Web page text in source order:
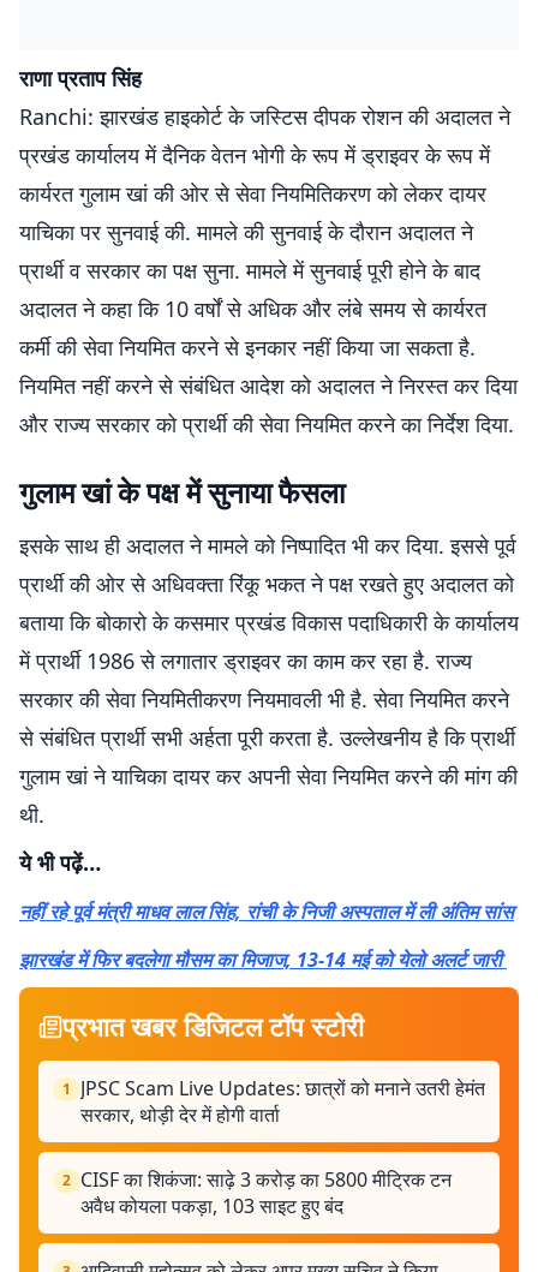
राणा प्रताप सिंह
Ranchi: झारखंड हाइकोर्ट के जस्टिस दीपक रोशन की अदालत ने
प्रखंड कार्यालय में दैनिक वेतन भोगी के रूप में ड्राइवर के रूप में
कार्यरत गुलाम खां की ओर से सेवा नियमितिकरण को लेकर दायर
याचिका पर सुनवाई की. मामले की सुनवाई के दौरान अदालत ने
प्रार्थी व सरकार का पक्ष सुना. मामले में सुनवाई पूरी होने के बाद
अदालत ने कहा कि 10 वर्षों से अधिक और लंबे समय से कार्यरत
कर्मी की सेवा नियमित करने से इनकार नहीं किया जा सकता है.
नियमित नहीं करने से संबंधित आदेश को अदालत ने निरस्त कर दिया
और राज्य सरकार को प्रार्थी की सेवा नियमित करने का निर्देश दिया.
गुलाम खां के पक्ष में सुनाया फैसला
इसके साथ ही अदालत ने मामले को निष्पादित भी कर दिया. इससे पूर्व
प्रार्थी की ओर से अधिवक्ता रिंकू भकत ने पक्ष रखते हुए अदालत को
बताया कि बोकारो के कसमार प्रखंड विकास पदाधिकारी के कार्यालय
में प्रार्थी 1986 से लगातार ड्राइवर का काम कर रहा है. राज्य
सरकार की सेवा नियमितीकरण नियमावली भी है. सेवा नियमित करने
से संबंधित प्रार्थी सभी अर्हता पूरी करता है. उल्लेखनीय है कि प्रार्थी
गुलाम खां ने याचिका दायर कर अपनी सेवा नियमित करने की मांग की
थी.
ये भी पढ़ें…
नहीं रहे पूर्व मंत्री माधव लाल सिंह, रांची के निजी अस्पताल में ली अंतिम सांस
झारखंड में फिर बदलेगा मौसम का मिजाज, 13-14 मई को येलो अलर्ट जारी
प्रभात खबर डिजिटल टॉप स्टोरी
1
JPSC Scam Live Updates: छात्रों को मनाने उतरी हेमंत
सरकार, थोड़ी देर में होगी वार्ता
2 CISF का शिकंजा: साढ़े 3 करोड़ का 5800 मीट्रिक टन
अवैध कोयला पकड़ा, 103 साइट हुए बंद